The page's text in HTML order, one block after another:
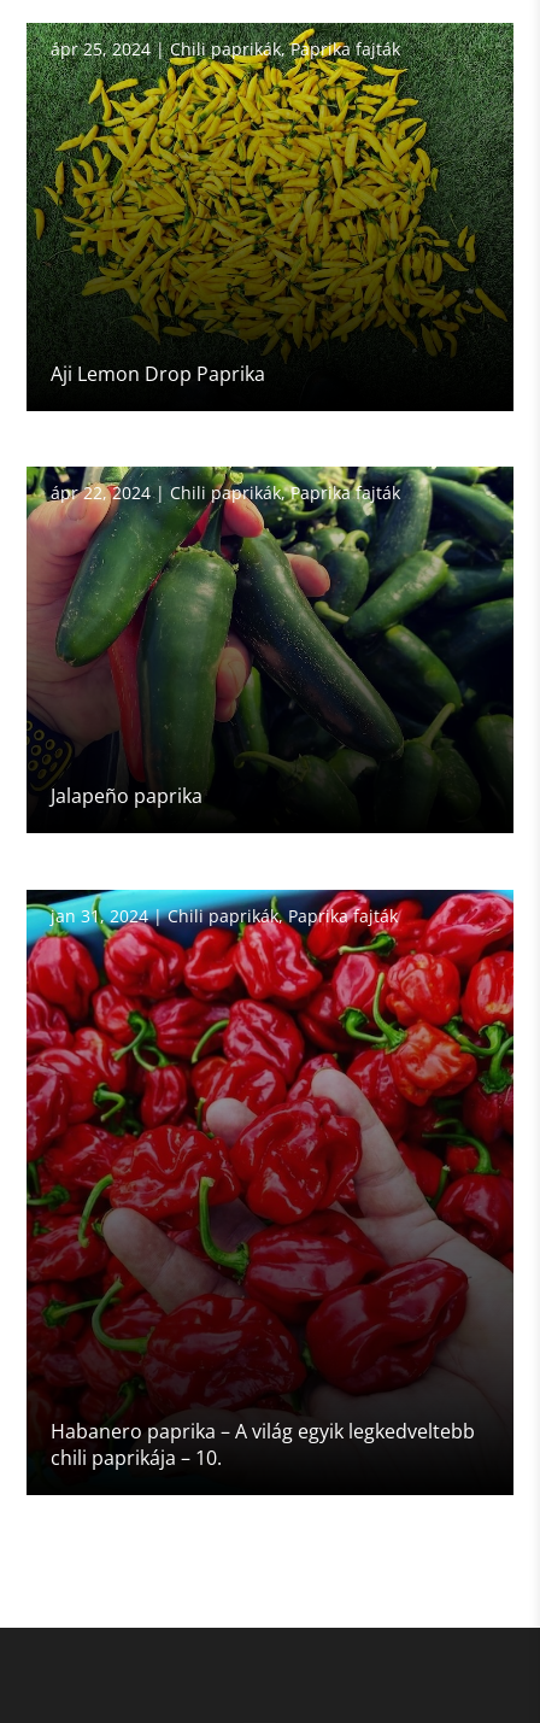
Aji Lemon Drop Paprika
ápr 25, 2024|Chili paprikák,Paprika fajták
Jalapeño paprika
ápr 22, 2024|Chili paprikák,Paprika fajták
Habanero paprika – A világ egyik legkedveltebb
chili paprikája – 10.
jan 31, 2024|Chili paprikák,Paprika fajták